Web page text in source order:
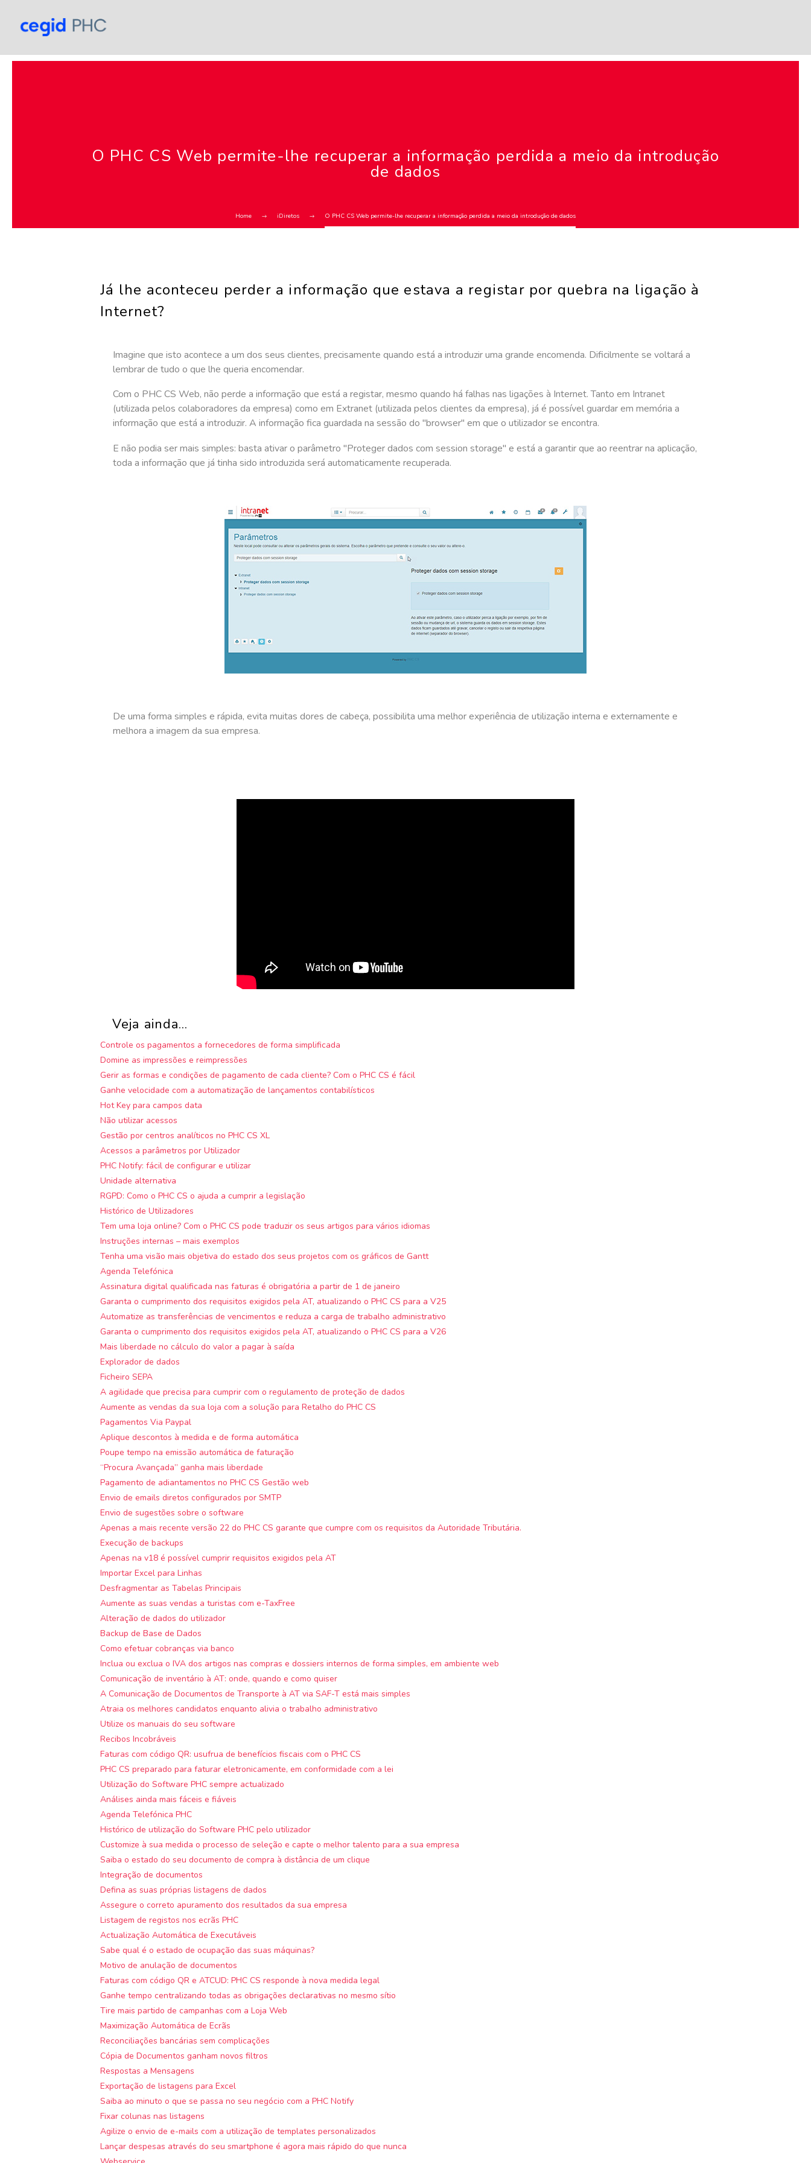
O PHC CS Web permite-lhe recuperar a informação perdida a meio da introdução
de dados
Home iDiretos O PHC CS Web permite-lhe recuperar a informação perdida a meio da introdução de dados
Já lhe aconteceu perder a informação que estava a registar por quebra na ligação à
Internet?
Imagine que isto acontece a um dos seus clientes, precisamente quando está a introduzir uma grande encomenda. Dificilmente se voltará a
lembrar de tudo o que lhe queria encomendar.
Com o PHC CS Web, não perde a informação que está a registar, mesmo quando há falhas nas ligações à Internet. Tanto em Intranet
(utilizada pelos colaboradores da empresa) como em Extranet (utilizada pelos clientes da empresa), já é possível guardar em memória a
informação que está a introduzir. A informação fica guardada na sessão do "browser" em que o utilizador se encontra.
E não podia ser mais simples: basta ativar o parâmetro "Proteger dados com session storage" e está a garantir que ao reentrar na aplicação,
toda a informação que já tinha sido introduzida será automaticamente recuperada.
De uma forma simples e rápida, evita muitas dores de cabeça, possibilita uma melhor experiência de utilização interna e externamente e
melhora a imagem da sua empresa.
Veja ainda...
Controle os pagamentos a fornecedores de forma simplificada
Domine as impressões e reimpressões
Gerir as formas e condições de pagamento de cada cliente? Com o PHC CS é fácil
Ganhe velocidade com a automatização de lançamentos contabilísticos
Hot Key para campos data
Não utilizar acessos
Gestão por centros analíticos no PHC CS XL
Acessos a parâmetros por Utilizador
PHC Notify: fácil de configurar e utilizar
Unidade alternativa
RGPD: Como o PHC CS o ajuda a cumprir a legislação
Histórico de Utilizadores
Tem uma loja online? Com o PHC CS pode traduzir os seus artigos para vários idiomas
Instruções internas – mais exemplos
Tenha uma visão mais objetiva do estado dos seus projetos com os gráficos de Gantt
Agenda Telefónica
Assinatura digital qualificada nas faturas é obrigatória a partir de 1 de janeiro
Garanta o cumprimento dos requisitos exigidos pela AT, atualizando o PHC CS para a V25
Automatize as transferências de vencimentos e reduza a carga de trabalho administrativo
Garanta o cumprimento dos requisitos exigidos pela AT, atualizando o PHC CS para a V26
Mais liberdade no cálculo do valor a pagar à saída
Explorador de dados
Ficheiro SEPA
A agilidade que precisa para cumprir com o regulamento de proteção de dados
Aumente as vendas da sua loja com a solução para Retalho do PHC CS
Pagamentos Via Paypal
Aplique descontos à medida e de forma automática
Poupe tempo na emissão automática de faturação
“Procura Avançada” ganha mais liberdade
Pagamento de adiantamentos no PHC CS Gestão web
Envio de emails diretos configurados por SMTP
Envio de sugestões sobre o software
Apenas a mais recente versão 22 do PHC CS garante que cumpre com os requisitos da Autoridade Tributária.
Execução de backups
Apenas na v18 é possível cumprir requisitos exigidos pela AT
Importar Excel para Linhas
Desfragmentar as Tabelas Principais
Aumente as suas vendas a turistas com e-TaxFree
Alteração de dados do utilizador
Backup de Base de Dados
Como efetuar cobranças via banco
Inclua ou exclua o IVA dos artigos nas compras e dossiers internos de forma simples, em ambiente web
Comunicação de inventário à AT: onde, quando e como quiser
A Comunicação de Documentos de Transporte à AT via SAF-T está mais simples
Atraia os melhores candidatos enquanto alivia o trabalho administrativo
Utilize os manuais do seu software
Recibos Incobráveis
Faturas com código QR: usufrua de benefícios fiscais com o PHC CS
PHC CS preparado para faturar eletronicamente, em conformidade com a lei
Utilização do Software PHC sempre actualizado
Análises ainda mais fáceis e fiáveis
Agenda Telefónica PHC
Histórico de utilização do Software PHC pelo utilizador
Customize à sua medida o processo de seleção e capte o melhor talento para a sua empresa
Saiba o estado do seu documento de compra à distância de um clique
Integração de documentos
Defina as suas próprias listagens de dados
Assegure o correto apuramento dos resultados da sua empresa
Listagem de registos nos ecrãs PHC
Actualização Automática de Executáveis
Sabe qual é o estado de ocupação das suas máquinas?
Motivo de anulação de documentos
Faturas com código QR e ATCUD: PHC CS responde à nova medida legal
Ganhe tempo centralizando todas as obrigações declarativas no mesmo sítio
Tire mais partido de campanhas com a Loja Web
Maximização Automática de Ecrãs
Reconciliações bancárias sem complicações
Cópia de Documentos ganham novos filtros
Respostas a Mensagens
Exportação de listagens para Excel
Saiba ao minuto o que se passa no seu negócio com a PHC Notify
Fixar colunas nas listagens
Agilize o envio de e-mails com a utilização de templates personalizados
Lançar despesas através do seu smartphone é agora mais rápido do que nunca